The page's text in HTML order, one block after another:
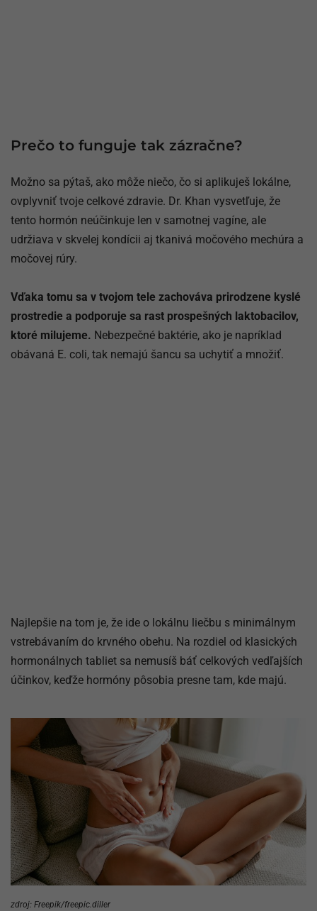
Prečo to funguje tak zázračne?
Možno sa pýtaš, ako môže niečo, čo si aplikuješ lokálne,
ovplyvniť tvoje celkové zdravie. Dr. Khan vysvetľuje, že
tento hormón neúčinkuje len v samotnej vagíne, ale
udržiava v skvelej kondícii aj tkanivá močového mechúra a
močovej rúry.
Vďaka tomu sa v tvojom tele zachováva prirodzene kyslé
prostredie a podporuje sa rast prospešných laktobacilov,
ktoré milujeme. Nebezpečné baktérie, ako je napríklad
obávaná E. coli, tak nemajú šancu sa uchytiť a množiť.
Najlepšie na tom je, že ide o lokálnu liečbu s minimálnym
vstrebávaním do krvného obehu. Na rozdiel od klasických
hormonálnych tabliet sa nemusíš báť celkových vedľajších
účinkov, keďže hormóny pôsobia presne tam, kde majú.
zdroj: Freepik/freepic.diller